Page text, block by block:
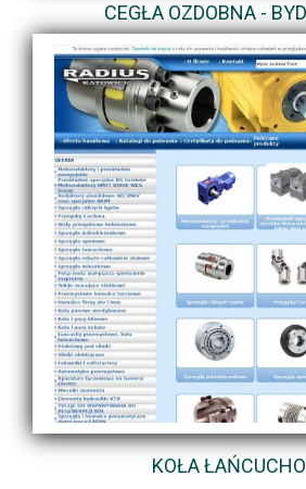
CEGŁA OZDOBNA -
KOŁA